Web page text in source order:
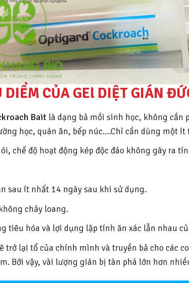
DIỂM CỦA GEl DIỆT GIÁN
Bait là dạng bả mồi sinh học, không
học, quán ăn, bếp núc….Chỉ cần dùng một
chế độ hoạt động kép độc đáo không gây ra
sau ít nhất 14 ngày sau khi sử dụng.
chảy loang.
tiêu hóa và lợi dụng lập tính ăn xác lẫn nhau
trở lại tổ của chính mình và truyền bả cho các
Bởi vậy, vài lượng gián bị tàn phá lớn hơn